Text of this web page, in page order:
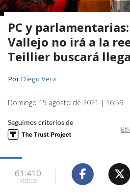
PC y
Vallejo no irá a la
Teillier buscará
PorDiego Vera
Domingo 15 agosto de 2021 | 16:59
Seguimos criterios de
61.410
visitas